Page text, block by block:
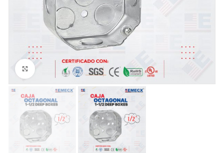
Haga Click para agrandar